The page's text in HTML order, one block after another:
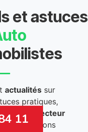
et astuces
actualités sur
pratiques,
du
secteur
faire les bons
11